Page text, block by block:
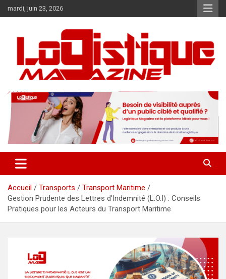
au
mardi, juin 23, 2026
Logistique Magazine
de la chaîne logistique !
Accueil Transports
Transport Maritime
Gestion Prudente des Lettres d’Indemnité (L.O.I) : Conseils
Pratiques pour les Acteurs du Transport Maritime